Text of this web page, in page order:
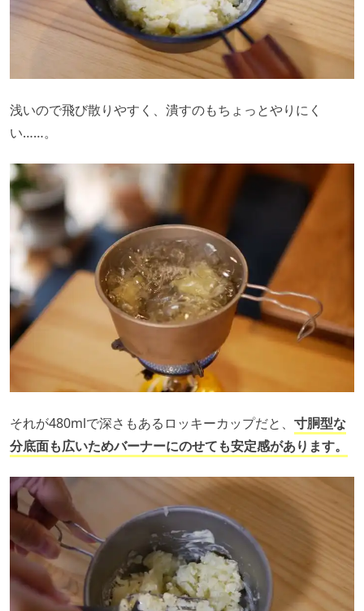
浅いので飛び散りやすく、潰すのもちょっとやりにく
い……。
それが480mlで深さもあるロッキーカップだと、 寸胴型な
分底面も広いためバーナーにのせても安定感があります。